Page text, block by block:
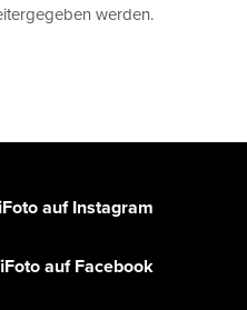
werden.
auf Instagram
auf Facebook